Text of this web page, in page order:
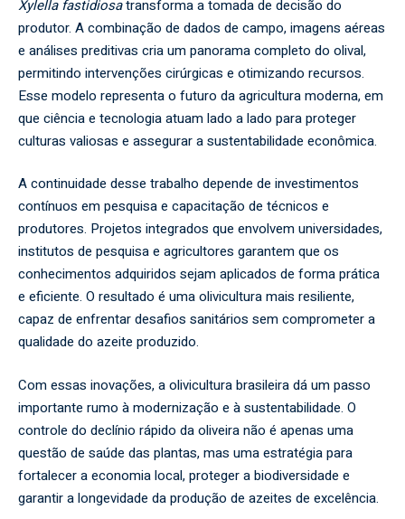
Xylella fastidiosatransforma a tomada de decisão do
produtor. A combinação de dados de campo, imagens aéreas
e análises preditivas cria um panorama completo do olival,
permitindo intervenções cirúrgicas e otimizando recursos.
Esse modelo representa o futuro da agricultura moderna, em
que ciência e tecnologia atuam lado a lado para proteger
culturas valiosas e assegurar a sustentabilidade econômica.
A continuidade desse trabalho depende de investimentos
contínuos em pesquisa e capacitação de técnicos e
produtores. Projetos integrados que envolvem universidades,
institutos de pesquisa e agricultores garantem que os
conhecimentos adquiridos sejam aplicados de forma prática
e eficiente. O resultado é uma olivicultura mais resiliente,
capaz de enfrentar desafios sanitários sem comprometer a
qualidade do azeite produzido.
Com essas inovações, a olivicultura brasileira dá um passo
importante rumo à modernização e à sustentabilidade. O
controle do declínio rápido da oliveira não é apenas uma
questão de saúde das plantas, mas uma estratégia para
fortalecer a economia local, proteger a biodiversidade e
garantir a longevidade da produção de azeites de excelência.